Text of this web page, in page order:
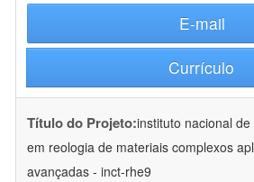
E-mail
Currículo
Título do Projeto:instituto nacional
em reologia de materiais complexos
avançadas - inct-rhe9